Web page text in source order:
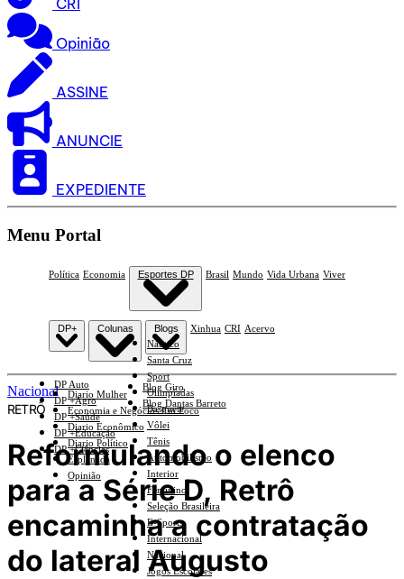
Opinião
ASSINE
ANUNCIE
EXPEDIENTE
Menu Portal
Política Economia Esportes DP
Náutico
Santa Cruz
Sport
Olimpíadas
Basquete
Vôlei
Tênis
Automobilismo
Interior
Feminino
Seleção Brasileira
E-Sports
Internacional
Nacional
Jogos Escolares
Brasil Mundo Vida Urbana Viver
DP+
DP Auto
DP +Agro
DP +Saúde
DP +Educação
DP +Ciências
Colunas
Diario Mulher
Economia e Negócios Em Foco
Diario Econômico
Diario Político
Esplanada
Opinião
Blogs
Blog Giro
Blog Dantas Barreto
Xinhua CRI Acervo
Nacional
RETRÔ
Reformulando o elenco
para a Série D, Retrô
encaminha a contratação
do lateral Augusto